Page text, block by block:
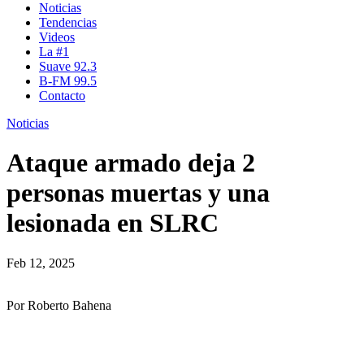
Noticias
Tendencias
Videos
La #1
Suave 92.3
B-FM 99.5
Contacto
Noticias
Ataque armado deja 2
personas muertas y una
lesionada en SLRC
Feb 12, 2025
Por Roberto Bahena